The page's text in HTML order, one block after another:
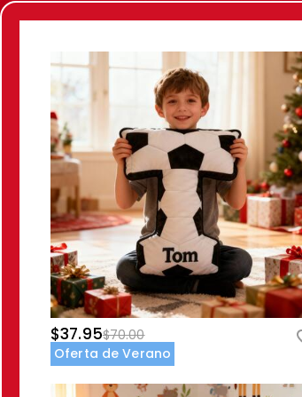
$37.95$70.00
Oferta de Verano